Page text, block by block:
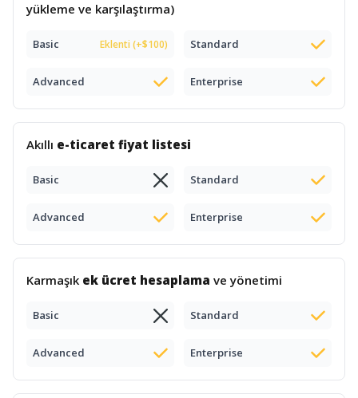
yükleme ve karşılaştırma)
Basic Eklenti (+$100) Standard
Advanced Enterprise
Akıllı e-ticaret fiyat listesi
Basic Standard
Advanced Enterprise
Karmaşık ek ücret hesaplama ve yönetimi
Basic Standard
Advanced Enterprise